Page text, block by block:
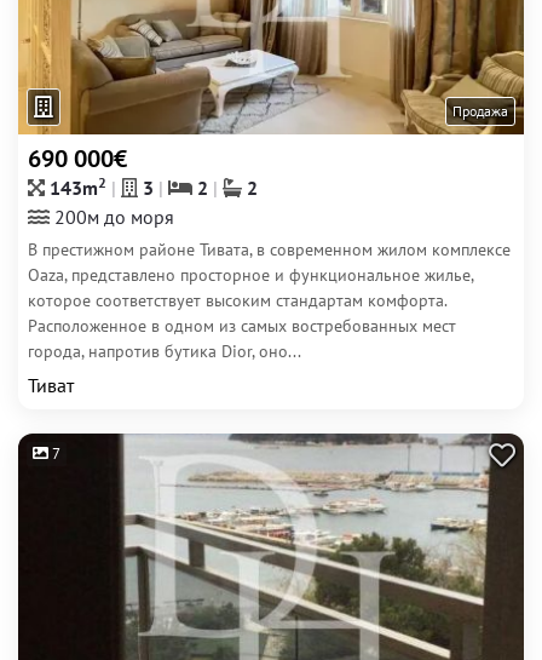
Продажа
690 000€
143m2 3 2
2
200м до моря
В престижном районе Тивата, в современном жилом комплексе
Oaza, представлено просторное и функциональное жилье,
которое соответствует высоким стандартам комфорта.
Расположенное в одном из самых востребованных мест
города, напротив бутика Dior, оно...
Тиват
7